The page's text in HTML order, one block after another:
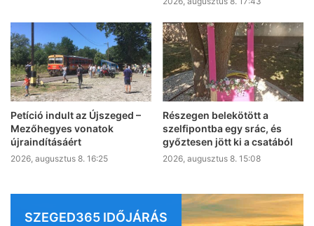
Petíció indult az Újszeged –
Mezőhegyes vonatok
újraindításáért
2026, augusztus 8. 16:25
Részegen belekötött a
szelfipontba egy srác, és
győztesen jött ki a csatából
2026, augusztus 8. 15:08
SZEGED365 IDŐJÁRÁS